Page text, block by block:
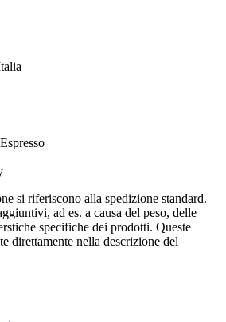
si riferiscono alla spedizione standard.
ad es. a causa del peso, delle
specifiche dei prodotti. Queste
direttamente nella descrizione del